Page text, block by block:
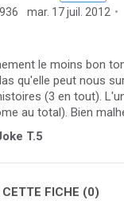
mar. 17 juil. 2012
le moins bon
qu'elle peut nous
(3 en tout).
au total). Bien
T.5
FICHE (0)